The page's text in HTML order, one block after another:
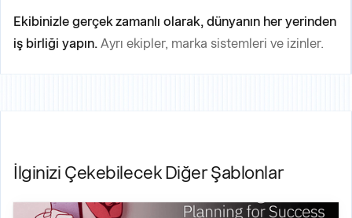
Ekibinizle gerçek zamanlı olarak, dünyanın her yerinden
iş birliği yapın. Ayrı ekipler, marka sistemleri ve izinler.
İlginizi Çekebilecek Diğer Şablonlar